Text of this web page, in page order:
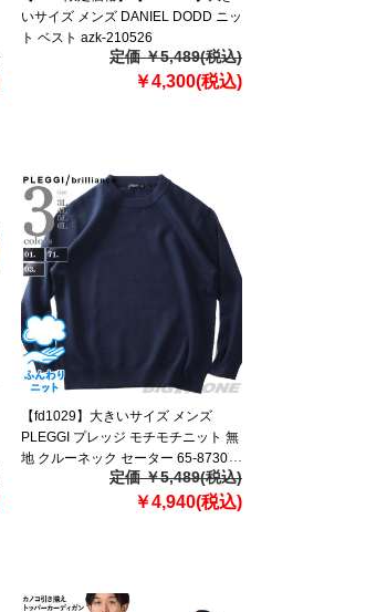
いサイズ メンズ DANIEL DODD ニッ
ト ベスト azk-210526
定価 ￥5,489(税込)
￥4,300(税込)
【fd1029】大きいサイズ メンズ
PLEGGI プレッジ モチモチニット 無
地 クルーネック セーター 65-87307-
定価 ￥5,489(税込)
￥4,940(税込)